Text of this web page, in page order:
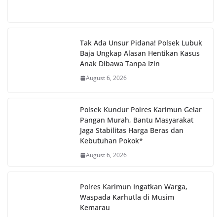
Tak Ada Unsur Pidana! Polsek Lubuk
Baja Ungkap Alasan Hentikan Kasus
Anak Dibawa Tanpa Izin
August 6, 2026
Polsek Kundur Polres Karimun Gelar
Pangan Murah, Bantu Masyarakat
Jaga Stabilitas Harga Beras dan
Kebutuhan Pokok*
August 6, 2026
Polres Karimun Ingatkan Warga,
Waspada Karhutla di Musim
Kemarau